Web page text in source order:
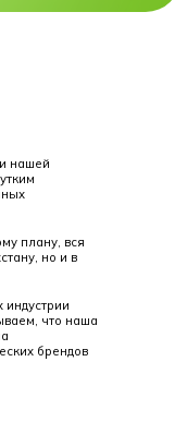
нашей
плану, вся
но и в
что наша
брендов